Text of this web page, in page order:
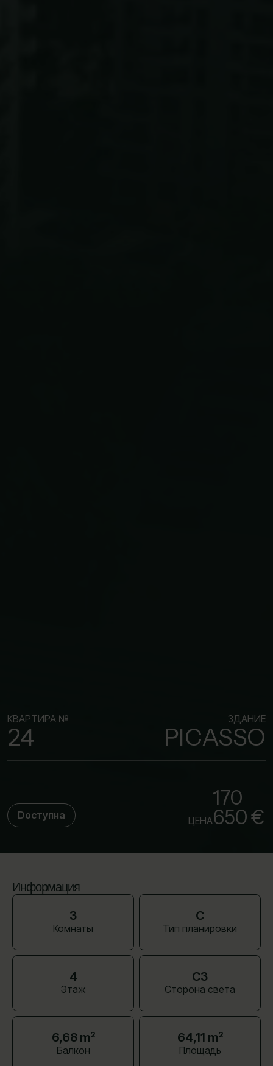
КВАРТИРА №
24
ЗДАНИЕ
PICASSO
Dоступна ЦЕНА
170
650 €
Информация
3
Комнаты
C
Тип планировки
4
Этаж
СЗ
Сторона света
6,68 m²
Балкон
64,11 m²
Площадь